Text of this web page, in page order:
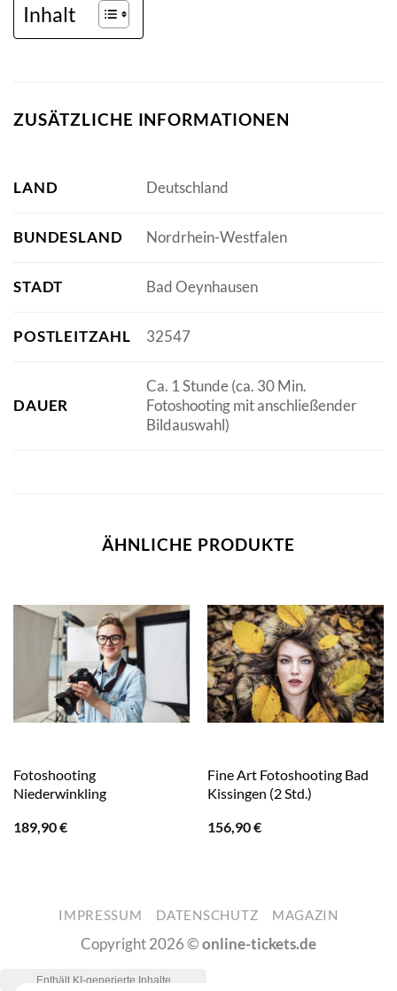
Inhalt
ZUSÄTZLICHE INFORMATIONEN
LAND Deutschland
BUNDESLAND Nordrhein-Westfalen
STADT Bad Oeynhausen
POSTLEITZAHL 32547
DAUER
Ca. 1 Stunde (ca. 30 Min.
Fotoshooting mit anschließender
Bildauswahl)
ÄHNLICHE PRODUKTE
Fotoshooting
Niederwinkling
189,90€
Fine Art Fotoshooting Bad
Kissingen (2 Std.)
156,90€
IMPRESSUM DATENSCHUTZ MAGAZIN
Copyright 2026 ©online-tickets.de